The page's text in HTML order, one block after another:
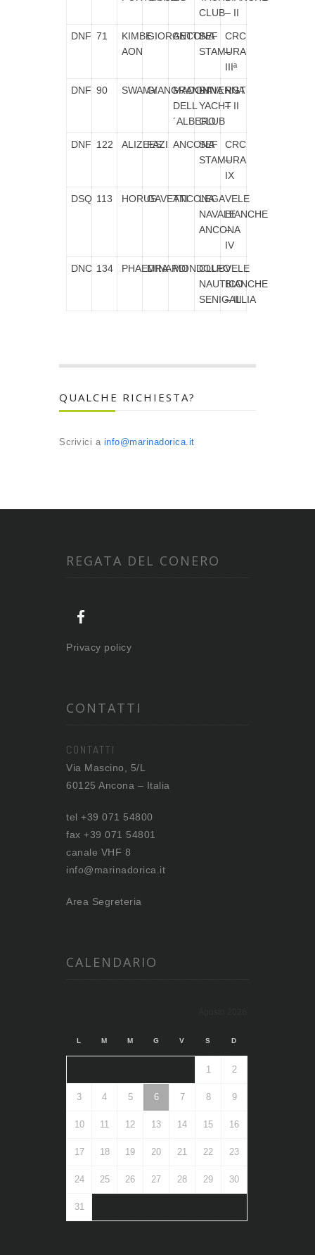
CLUB– II
DNF 71
KIMBE
AON
GIORGETTI
ANCONA
SEF
STAMURA
CRC
–
IIIª
DNF 90 SWAMYGIANGRANDI
MADONNA
DELL
´ALBERO
RAVENNA
YACHT
CLUB
RGT
– II
DNF 122 ALIZEES
FAZI ANCONA
SEF
STAMURA
CRC
–
IX
DSQ 113 HORUSGAVETTIANCONA
LEGA
NAVALE
ANCONA
VELE
BIANCHE
–
IV
DNC 134 PHAEDRAMINARDIMONDOLFO
CLUB
NAUTICO
SENIGALLIA
VELE
BIANCHE
– III
QUALCHE RICHIESTA?
Scrivici a info@marinadorica.it
REGATA DEL CONERO
Privacy policy
CONTATTI
CONTATTI
Via Mascino, 5/L
60125 Ancona – Italia
tel +39 071 54800
fax +39 071 54801
canale VHF 8
info@marinadorica.it
Area Segreteria
CALENDARIO
L M M G V S D
1 2
3 4 5 6 7 8 9
10 11 12 13 14 15 16
17 18 19 20 21 22 23
24 25 26 27 28 29 30
31